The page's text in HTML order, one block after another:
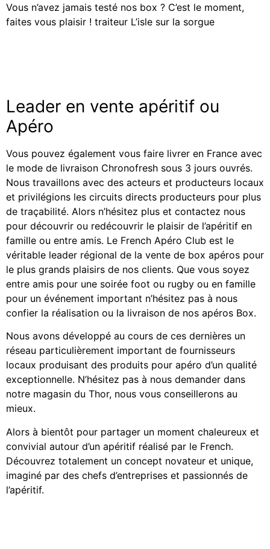
Vous n’avez jamais testé nos box ? C’est le moment,
faites vous plaisir ! traiteur L’isle sur la sorgue
Leader en vente apéritif ou
Apéro
Vous pouvez également vous faire livrer en France avec
le mode de livraison Chronofresh sous 3 jours ouvrés.
Nous travaillons avec des acteurs et producteurs locaux
et privilégions les circuits directs producteurs pour plus
de traçabilité. Alors n’hésitez plus et contactez nous
pour découvrir ou redécouvrir le plaisir de l’apéritif en
famille ou entre amis. Le French Apéro Club est le
véritable leader régional de la vente de box apéros pour
le plus grands plaisirs de nos clients. Que vous soyez
entre amis pour une soirée foot ou rugby ou en famille
pour un événement important n’hésitez pas à nous
confier la réalisation ou la livraison de nos apéros Box.
Nous avons développé au cours de ces dernières un
réseau particulièrement important de fournisseurs
locaux produisant des produits pour apéro d’un qualité
exceptionnelle. N’hésitez pas à nous demander dans
notre magasin du Thor, nous vous conseillerons au
mieux.
Alors à bientôt pour partager un moment chaleureux et
convivial autour d’un apéritif réalisé par le French.
Découvrez totalement un concept novateur et unique,
imaginé par des chefs d’entreprises et passionnés de
l’apéritif.